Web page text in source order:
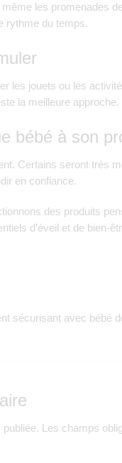
même les promenades
rythme du temps.
les jouets ou les
la meilleure approche.
bébé à son
Certains seront très
en confiance.
des produits
d’éveil et de bien-
Les champs